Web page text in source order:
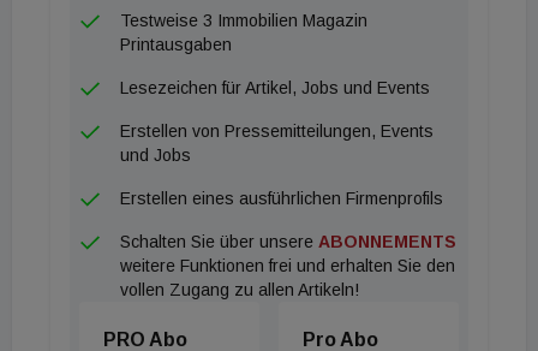
Weitere 10 bis 30 Prozent sollen in Schwarmstädte
mit komplementären Wachstumstreibern wie
Universitäten und Forschungsstandorten fließen
Testweise 3 Immobilien Magazin
Printausgaben
Lesezeichen für Artikel, Jobs und Events
Erstellen von Pressemitteilungen, Events
und Jobs
Erstellen eines ausführlichen Firmenprofils
Schalten Sie über unsere ABONNEMENTS
weitere Funktionen frei und erhalten Sie den
vollen Zugang zu allen Artikeln!
PRO Abo
Pro Abo